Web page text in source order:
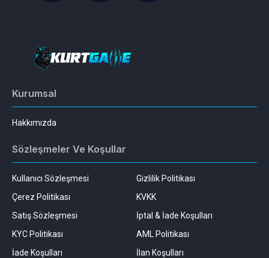
Kurumsal
Hakkımızda
Sözleşmeler Ve Koşullar
Kullanıcı Sözleşmesi
Gizlilik Politikası
Çerez Politikası
KVKK
Satış Sözleşmesi
İptal & İade Koşulları
KYC Politikası
AML Politikası
İade Koşulları
İlan Koşulları